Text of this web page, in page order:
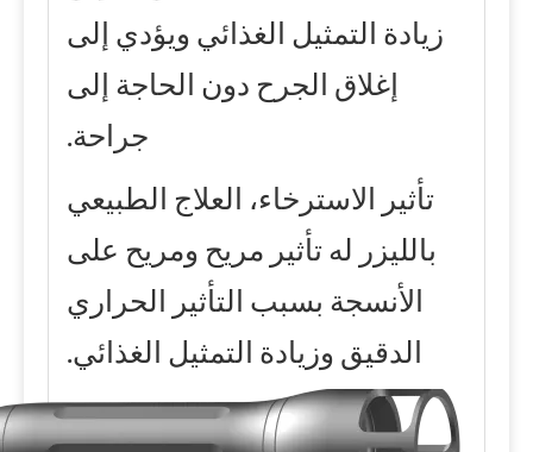
زيادة التمثيل الغذائي ويؤدي إلى
إغلاق الجرح دون الحاجة إلى
جراحة.
تأثير الاسترخاء، العلاج الطبيعي
بالليزر له تأثير مريح ومريح على
الأنسجة بسبب التأثير الحراري
الدقيق وزيادة التمثيل الغذائي.